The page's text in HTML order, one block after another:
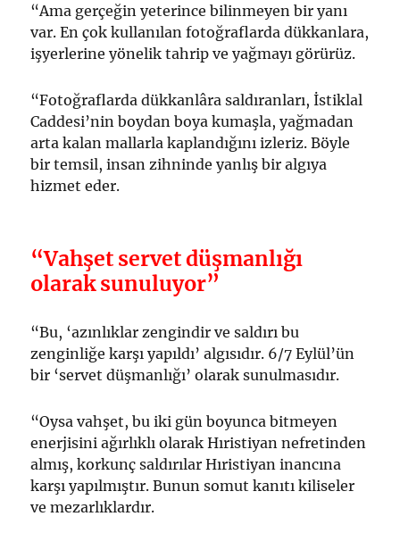
“Ama gerçeğin yeterince bilinmeyen bir yanı
var. En çok kullanılan fotoğraflarda dükkanlara,
işyerlerine yönelik tahrip ve yağmayı görürüz.
“Fotoğraflarda dükkanlâra saldıranları, İstiklal
Caddesi’nin boydan boya kumaşla, yağmadan
arta kalan mallarla kaplandığını izleriz. Böyle
bir temsil, insan zihninde yanlış bir algıya
hizmet eder.
“Vahşet servet düşmanlığı
olarak sunuluyor”
“Bu, ‘azınlıklar zengindir ve saldırı bu
zenginliğe karşı yapıldı’ algısıdır. 6/7 Eylül’ün
bir ‘servet düşmanlığı’ olarak sunulmasıdır.
“Oysa vahşet, bu iki gün boyunca bitmeyen
enerjisini ağırlıklı olarak Hıristiyan nefretinden
almış, korkunç saldırılar Hıristiyan inancına
karşı yapılmıştır. Bunun somut kanıtı kiliseler
ve mezarlıklardır.